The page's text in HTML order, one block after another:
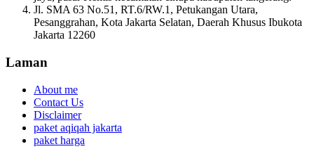
Jl. SMA 63 No.51, RT.6/RW.1, Petukangan Utara,
Pesanggrahan, Kota Jakarta Selatan, Daerah Khusus Ibukota
Jakarta 12260
Laman
About me
Contact Us
Disclaimer
paket aqiqah jakarta
paket harga